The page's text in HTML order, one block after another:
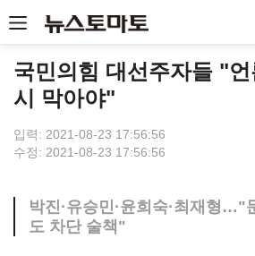
국민의힘 대선주자들 "
시 막아야"
입력: 2021-08-23 17:56:56
수정: 2021-08-23 17:56:56
박진·유승민·윤희숙·최재형…"
도 차단 술책"